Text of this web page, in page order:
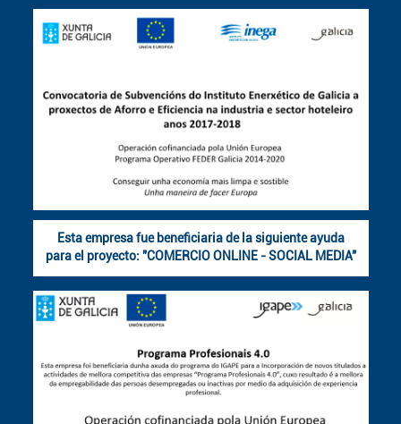
Esta empresa fue beneficiaria de la siguiente ayuda
para el proyecto: "COMERCIO ONLINE - SOCIAL MEDIA"